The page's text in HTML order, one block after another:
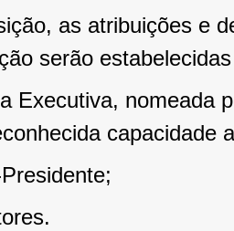
as atribuições e
serão
Executiva, nomeada
capacidade